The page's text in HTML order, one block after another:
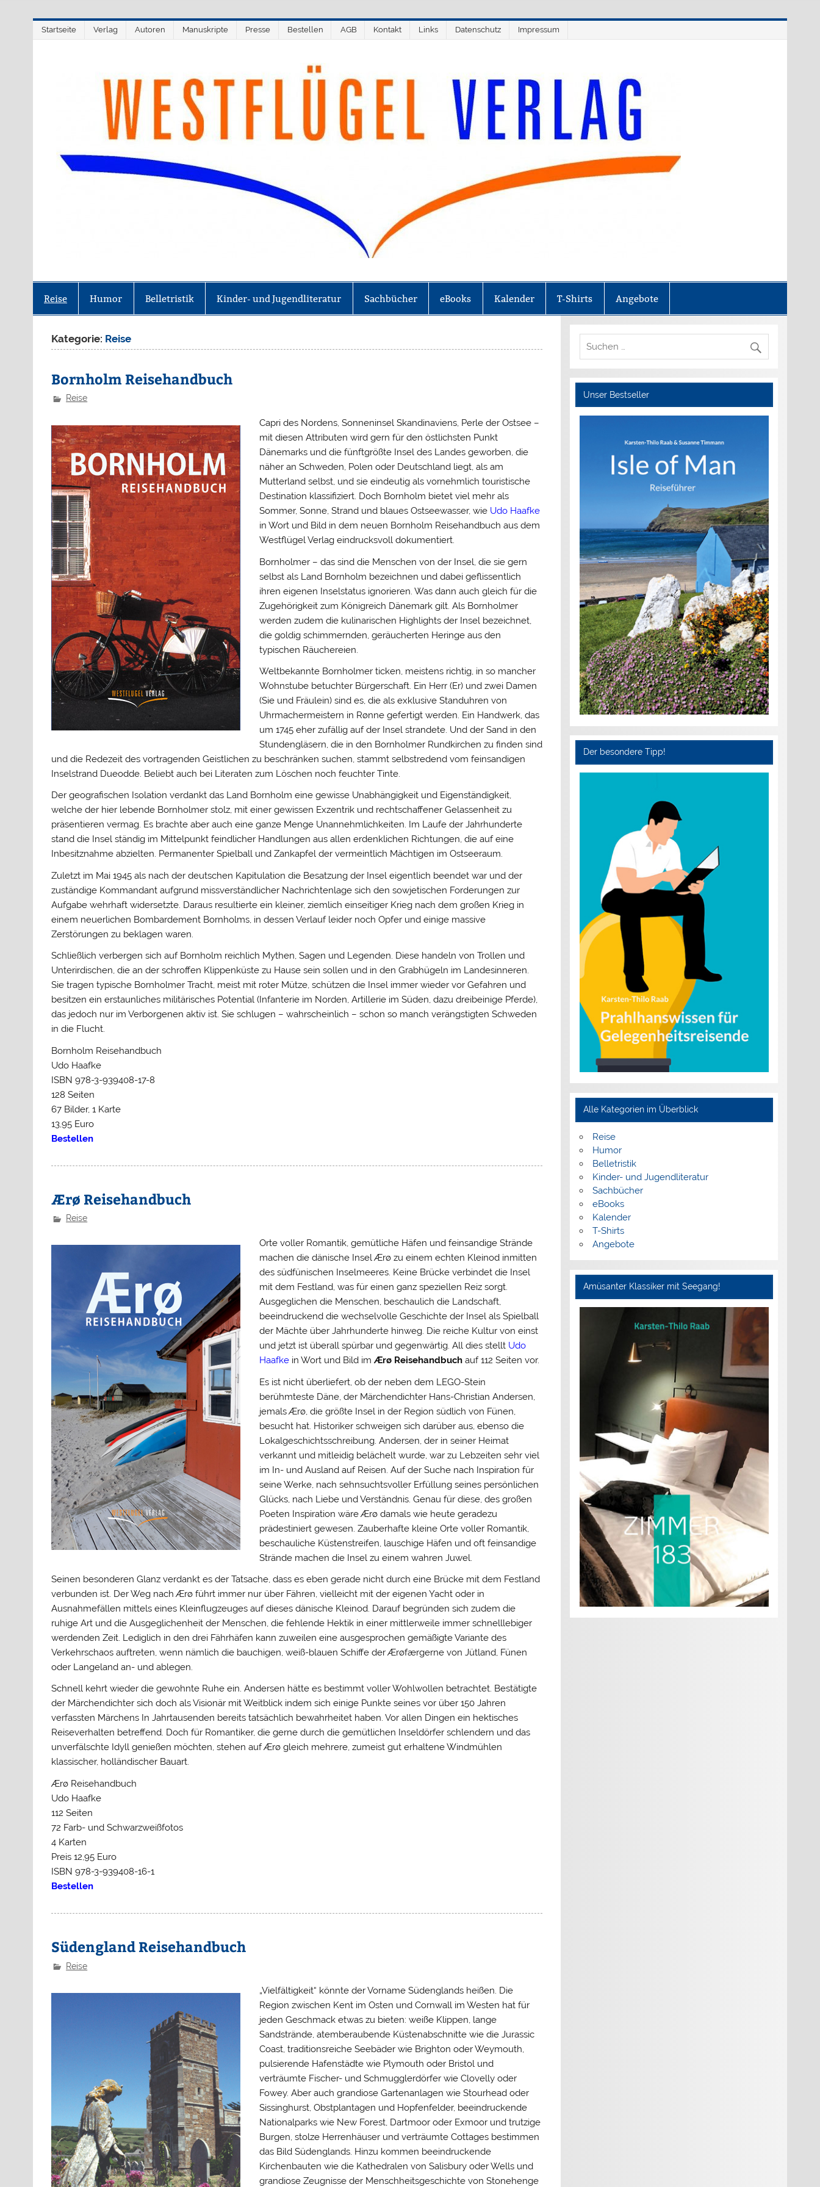
springen
Startseite Verlag Autoren Manuskripte Presse Bestellen AGB Kontakt Links Datenschutz Impressum
Reise Humor Belletristik Kinder- und Jugendliteratur Sachbücher eBooks Kalender T-Shirts Angebote
Kategorie: Reise
Bornholm Reisehandbuch
Reise
Capri des Nordens, Sonneninsel Skandinaviens, Perle der Ostsee –
mit diesen Attributen wird gern für den östlichsten Punkt
Dänemarks und die fünftgrößte Insel des Landes geworben, die
näher an Schweden, Polen oder Deutschland liegt, als am
Mutterland selbst, und sie eindeutig als vornehmlich touristische
Destination klassifiziert. Doch Bornholm bietet viel mehr als
Sommer, Sonne, Strand und blaues Ostseewasser, wie Udo Haafke
in Wort und Bild in dem neuen Bornholm Reisehandbuch aus dem
Westflügel Verlag eindrucksvoll dokumentiert.
Bornholmer – das sind die Menschen von der Insel, die sie gern
selbst als Land Bornholm bezeichnen und dabei geflissentlich
ihren eigenen Inselstatus ignorieren. Was dann auch gleich für die
Zugehörigkeit zum Königreich Dänemark gilt. Als Bornholmer
werden zudem die kulinarischen Highlights der Insel bezeichnet,
die goldig schimmernden, geräucherten Heringe aus den
typischen Räuchereien.
Weltbekannte Bornholmer ticken, meistens richtig, in so mancher
Wohnstube betuchter Bürgerschaft. Ein Herr (Er) und zwei Damen
(Sie und Fräulein) sind es, die als exklusive Standuhren von
Uhrmachermeistern in Rønne gefertigt werden. Ein Handwerk, das
um 1745 eher zufällig auf der Insel strandete. Und der Sand in den
Stundengläsern, die in den Bornholmer Rundkirchen zu finden sind
und die Redezeit des vortragenden Geistlichen zu beschränken suchen, stammt selbstredend vom feinsandigen
Inselstrand Dueodde. Beliebt auch bei Literaten zum Löschen noch feuchter Tinte.
Der geografischen Isolation verdankt das Land Bornholm eine gewisse Unabhängigkeit und Eigenständigkeit,
welche der hier lebende Bornholmer stolz, mit einer gewissen Exzentrik und rechtschaffener Gelassenheit zu
präsentieren vermag. Es brachte aber auch eine ganze Menge Unannehmlichkeiten. Im Laufe der Jahrhunderte
stand die Insel ständig im Mittelpunkt feindlicher Handlungen aus allen erdenklichen Richtungen, die auf eine
Inbesitznahme abzielten. Permanenter Spielball und Zankapfel der vermeintlich Mächtigen im Ostseeraum.
Zuletzt im Mai 1945 als nach der deutschen Kapitulation die Besatzung der Insel eigentlich beendet war und der
zuständige Kommandant aufgrund missverständlicher Nachrichtenlage sich den sowjetischen Forderungen zur
Aufgabe wehrhaft widersetzte. Daraus resultierte ein kleiner, ziemlich einseitiger Krieg nach dem großen Krieg in
einem neuerlichen Bombardement Bornholms, in dessen Verlauf leider noch Opfer und einige massive
Zerstörungen zu beklagen waren.
Schließlich verbergen sich auf Bornholm reichlich Mythen, Sagen und Legenden. Diese handeln von Trollen und
Unterirdischen, die an der schroffen Klippenküste zu Hause sein sollen und in den Grabhügeln im Landesinneren.
Sie tragen typische Bornholmer Tracht, meist mit roter Mütze, schützen die Insel immer wieder vor Gefahren und
besitzen ein erstaunliches militärisches Potential (Infanterie im Norden, Artillerie im Süden, dazu dreibeinige Pferde),
das jedoch nur im Verborgenen aktiv ist. Sie schlugen – wahrscheinlich – schon so manch verängstigten Schweden
in die Flucht.
Bornholm Reisehandbuch
Udo Haafke
ISBN 978-3-939408-17-8
128 Seiten
67 Bilder, 1 Karte
13,95 Euro
Bestellen
Ærø Reisehandbuch
Reise
Orte voller Romantik, gemütliche Häfen und feinsandige Strände
machen die dänische Insel Ærø zu einem echten Kleinod inmitten
des südfünischen Inselmeeres. Keine Brücke verbindet die Insel
mit dem Festland, was für einen ganz speziellen Reiz sorgt.
Ausgeglichen die Menschen, beschaulich die Landschaft,
beeindruckend die wechselvolle Geschichte der Insel als Spielball
der Mächte über Jahrhunderte hinweg. Die reiche Kultur von einst
und jetzt ist überall spürbar und gegenwärtig. All dies stellt Udo
Haafkein Wort und Bild imÆrø Reisehandbuchauf 112 Seiten vor.
Es ist nicht überliefert, ob der neben dem LEGO-Stein
berühmteste Däne, der Märchendichter Hans-Christian Andersen,
jemals Ærø, die größte Insel in der Region südlich von Fünen,
besucht hat. Historiker schweigen sich darüber aus, ebenso die
Lokalgeschichtsschreibung. Andersen, der in seiner Heimat
verkannt und mitleidig belächelt wurde, war zu Lebzeiten sehr viel
im In- und Ausland auf Reisen. Auf der Suche nach Inspiration für
seine Werke, nach sehnsuchtsvoller Erfüllung seines persönlichen
Glücks, nach Liebe und Verständnis. Genau für diese, des großen
Poeten Inspiration wäre Ærø damals wie heute geradezu
prädestiniert gewesen. Zauberhafte kleine Orte voller Romantik,
beschauliche Küstenstreifen, lauschige Häfen und oft feinsandige
Strände machen die Insel zu einem wahren Juwel.
Seinen besonderen Glanz verdankt es der Tatsache, dass es eben gerade nicht durch eine Brücke mit dem Festland
verbunden ist. Der Weg nach Ærø führt immer nur über Fähren, vielleicht mit der eigenen Yacht oder in
Ausnahmefällen mittels eines Kleinflugzeuges auf dieses dänische Kleinod. Darauf begründen sich zudem die
ruhige Art und die Ausgeglichenheit der Menschen, die fehlende Hektik in einer mittlerweile immer schnelllebiger
werdenden Zeit. Lediglich in den drei Fährhäfen kann zuweilen eine ausgesprochen gemäßigte Variante des
Verkehrschaos auftreten, wenn nämlich die bauchigen, weiß-blauen Schiffe der Ærøfærgerne von Jütland, Fünen
oder Langeland an- und ablegen.
Schnell kehrt wieder die gewohnte Ruhe ein. Andersen hätte es bestimmt voller Wohlwollen betrachtet. Bestätigte
der Märchendichter sich doch als Visionär mit Weitblick indem sich einige Punkte seines vor über 150 Jahren
verfassten Märchens In Jahrtausenden bereits tatsächlich bewahrheitet haben. Vor allen Dingen ein hektisches
Reiseverhalten betreffend. Doch für Romantiker, die gerne durch die gemütlichen Inseldörfer schlendern und das
unverfälschte Idyll genießen möchten, stehen auf Ærø gleich mehrere, zumeist gut erhaltene Windmühlen
klassischer, holländischer Bauart.
Ærø Reisehandbuch
Udo Haafke
112 Seiten
72 Farb- und Schwarzweißfotos
4 Karten
Preis 12,95 Euro
ISBN 978-3-939408-16-1
Bestellen
Südengland Reisehandbuch
Reise
„Vielfältigkeit“ könnte der Vorname Südenglands heißen. Die
Region zwischen Kent im Osten und Cornwall im Westen hat für
jeden Geschmack etwas zu bieten: weiße Klippen, lange
Sandstrände, atemberaubende Küstenabschnitte wie die Jurassic
Coast, traditionsreiche Seebäder wie Brighton oder Weymouth,
pulsierende Hafenstädte wie Plymouth oder Bristol und
verträumte Fischer- und Schmugglerdörfer wie Clovelly oder
Fowey. Aber auch grandiose Gartenanlagen wie Stourhead oder
Sissinghurst, Obstplantagen und Hopfenfelder, beeindruckende
Nationalparks wie New Forest, Dartmoor oder Exmoor und trutzige
Burgen, stolze Herrenhäuser und verträumte Cottages bestimmen
das Bild Südenglands. Hinzu kommen beeindruckende
Kirchenbauten wie die Kathedralen von Salisbury oder Wells und
grandiose Zeugnisse der Menschheitsgeschichte von Stonehenge
Unser Bestseller
Der besondere Tipp!
Alle Kategorien im Überblick
Reise
Humor
Belletristik
Kinder- und Jugendliteratur
Sachbücher
eBooks
Kalender
T-Shirts
Angebote
Amüsanter Klassiker mit Seegang!